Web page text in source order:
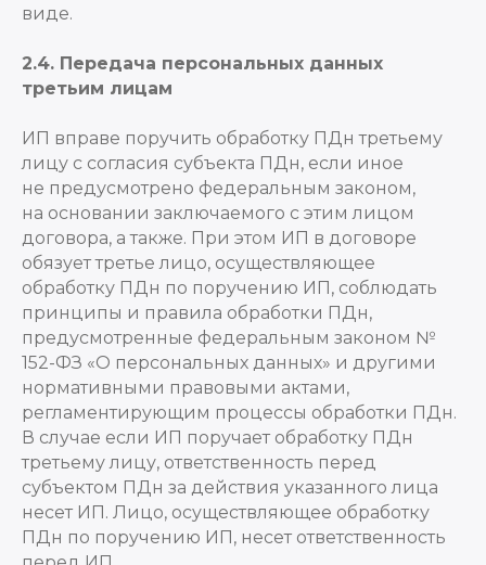
виде.
2.4. Передача персональных данных
третьим лицам
ИП вправе поручить обработку ПДн третьему
лицу с согласия субъекта ПДн, если иное
не предусмотрено федеральным законом,
на основании заключаемого с этим лицом
договора, а также. При этом ИП в договоре
обязует третье лицо, осуществляющее
обработку ПДн по поручению ИП, соблюдать
принципы и правила обработки ПДн,
предусмотренные федеральным законом №
152-ФЗ «О персональных данных» и другими
нормативными правовыми актами,
регламентирующим процессы обработки ПДн.
В случае если ИП поручает обработку ПДн
третьему лицу, ответственность перед
субъектом ПДн за действия указанного лица
несет ИП. Лицо, осуществляющее обработку
ПДн по поручению ИП, несет ответственность